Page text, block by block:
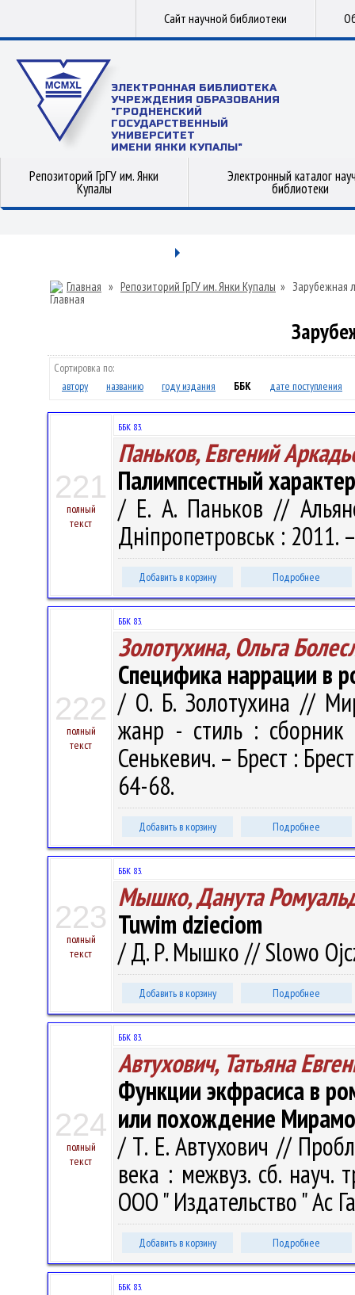
Сайт научной библиотеки
ЭЛЕКТРОННАЯ БИБЛИОТЕКА
УЧРЕЖДЕНИЯ ОБРАЗОВАНИЯ
"ГРОДНЕНСКИЙ
ГОСУДАРСТВЕННЫЙ
УНИВЕРСИТЕТ
ИМЕНИ ЯНКИ КУПАЛЫ"
Репозиторий ГрГУ им. Янки
Купалы
Электронный каталог
библиотеки
Главная » Репозиторий ГрГУ им. Янки Купалы » Зарубежная
Сортировка по:
автору
названию году издания ББК дате поступления
221
полный
текст
ББК 83.
Паньков, Евгений
Палимпсестный
/ Е. А. Паньков //
Днiпропетровськ : 2011.
Добавить в корзину Подробнее
222
полный
текст
ББК 83.
Золотухина, Ольга
Специфика наррации в
/ О. Б. Золотухина //
жанр - стиль :
Сенькевич. – Брест :
64-68.
Добавить в корзину Подробнее
223
полный
текст
ББК 83.
Мышко, Данута
Tuwim dzieciom
/ Д. Р. Мышко // Slowo
Добавить в корзину Подробнее
224
полный
текст
ББК 83.
Автухович, Татьяна
Функции экфрасиса в
или похождение
/ Т. Е. Автухович //
века : межвуз. сб. науч.
ООО " Издательство " Ас
Добавить в корзину Подробнее
ББК 83.